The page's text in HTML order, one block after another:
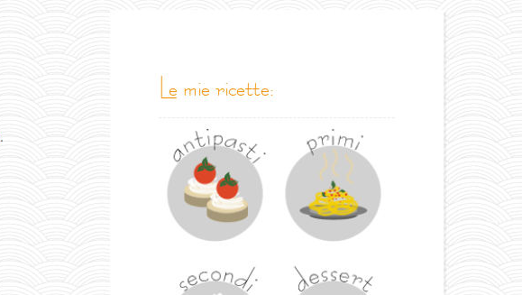
.
le mie ricette: